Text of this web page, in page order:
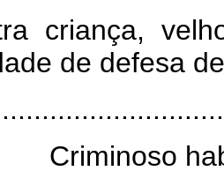
criança,
de defesa
Criminoso